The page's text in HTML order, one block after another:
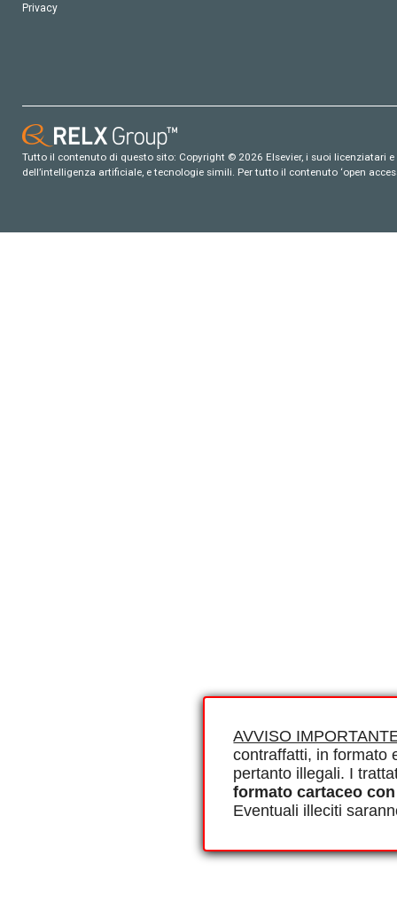
AVVISO
contraffatti, in formato
pertanto illegali. I
formato cartaceo
Eventuali illeciti
Privacy
Tutto il contenuto di questo sito: Copyright © 2026 Elsevier, i suoi
dell’intelligenza artificiale, e tecnologie simili. Per tutto il contenuto ‘open